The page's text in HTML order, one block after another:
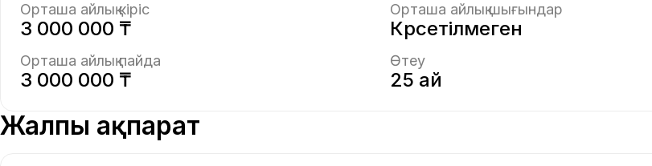
Орташа айлық кіріс
3 000 000 ₸
Орташа айлық шығындар
Көрсетілмеген
Орташа айлық пайда
3 000 000 ₸
Өтеу
25 ай
Жалпы ақпарат